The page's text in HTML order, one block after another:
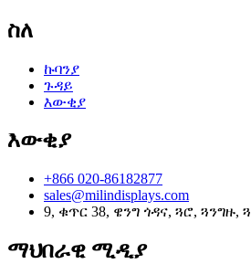
ስለ
ኩባንያ
ጉዳይ
እውቂያ
እውቂያ
+866 020-86182877
sales@milindisplays.com
9, ቁጥር 38, ዌንግ ጎዳና, ጓሮ, ጓንግዙ,
ማህበራዊ ሚዲያ